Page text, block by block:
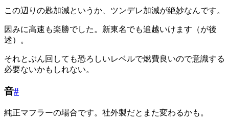
この辺りの匙加減というか、ツンデレ加減が絶妙なんです。
因みに高速も楽勝でした。新東名でも追越いけます（が後
述）。
それとぶん回しても恐ろしいレベルで燃費良いので意識する
必要ないかもしれない。
音#
純正マフラーの場合です。社外製だとまた変わるかも。